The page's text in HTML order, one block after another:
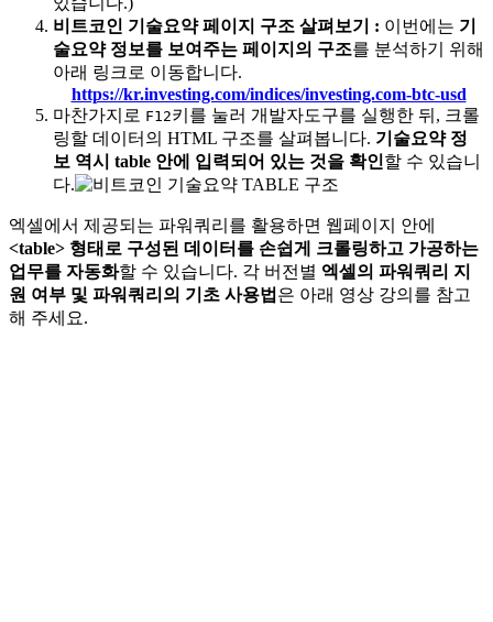
비트코인 기술요약 페이지 구조 살펴보기
: 이번에는 기
술요약 정보를 보여주는 페이지의 구조를 분석하기 위해
아래 링크로 이동합니다.
https://kr.investing.com/indices/investing.com-btc-usd
마찬가지로 F12키를 눌러 개발자도구를 실행한 뒤, 크롤
링할 데이터의 HTML 구조를 살펴봅니다. 기술요약 정
보 역시 table 안에 입력되어 있는 것을 확인할 수 있습니
다.
엑셀에서 제공되는 파워쿼리를 활용하면 웹페이지 안에
<table> 형태로 구성된 데이터를 손쉽게 크롤링하고 가공하는
업무를 자동화할 수 있습니다. 각 버전별 엑셀의 파워쿼리 지
원 여부 및 파워쿼리의 기초 사용법 은 아래 영상 강의를 참고
해 주세요.